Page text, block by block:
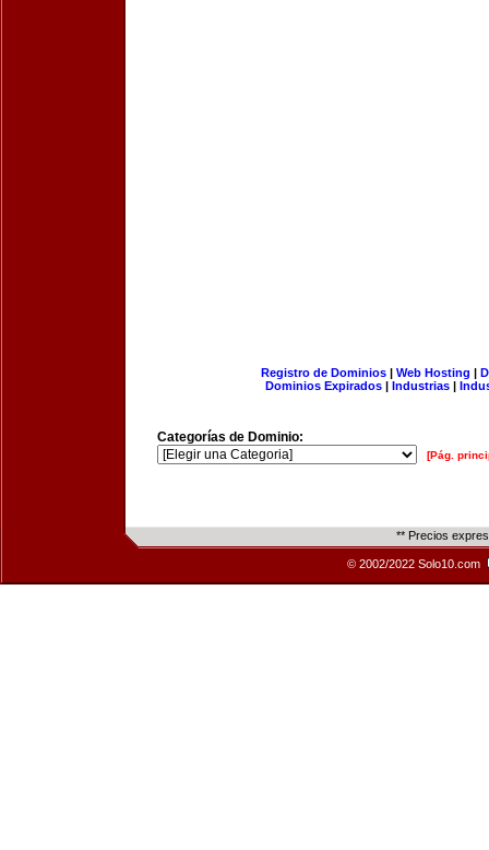
Registro de Dominios| Web Hosting |
Dominios Expirados | Industrias |
Categorías de Dominio:
[Pág.
** Precios
© 2002/2022 Solo10.com